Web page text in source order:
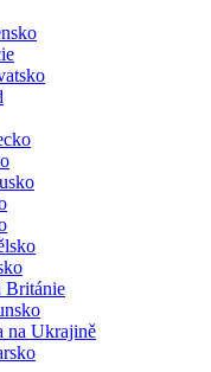
Británie
na Ukrajině